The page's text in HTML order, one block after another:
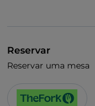
Reservar
Reservar uma mesa